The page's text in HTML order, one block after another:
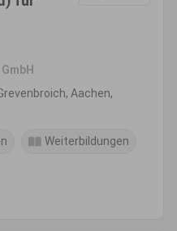
Aachen,
Weiterbildungen